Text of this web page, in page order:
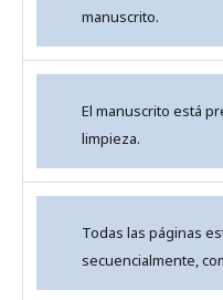
manuscrito.
El manuscrito está
limpieza.
Todas las páginas
secuencialmente,